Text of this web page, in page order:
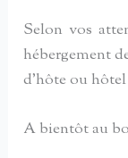
Selon vos
hébergement
d’hôte ou hôtel
A bientôt au